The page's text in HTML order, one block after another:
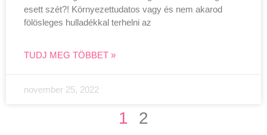
esett szét?! Környezettudatos vagy és nem akarod
fölösleges hulladékkal terhelni az
TUDJ MEG TÖBBET »
november 25, 2022
1 2